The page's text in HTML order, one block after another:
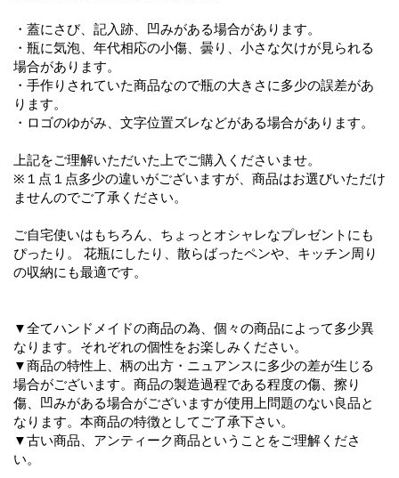
・蓋にさび、記入跡、凹みがある場合があります。
・瓶に気泡、年代相応の小傷、曇り、小さな欠けが見られる
場合があります。
・手作りされていた商品なので瓶の大きさに多少の誤差があ
ります。
・ロゴのゆがみ、文字位置ズレなどがある場合があります。
上記をご理解いただいた上でご購入くださいませ。
※１点１点多少の違いがございますが、商品はお選びいただけ
ませんのでご了承ください。
ご自宅使いはもちろん、ちょっとオシャレなプレゼントにも
ぴったり。 花瓶にしたり、散らばったペンや、キッチン周り
の収納にも最適です。
▼全てハンドメイドの商品の為、個々の商品によって多少異
なります。それぞれの個性をお楽しみください。
▼商品の特性上、柄の出方・ニュアンスに多少の差が生じる
場合がございます。商品の製造過程である程度の傷、擦り
傷、凹みがある場合がございますが使用上問題のない良品と
なります。本商品の特徴としてご了承下さい。
▼古い商品、アンティーク商品ということをご理解くださ
い。